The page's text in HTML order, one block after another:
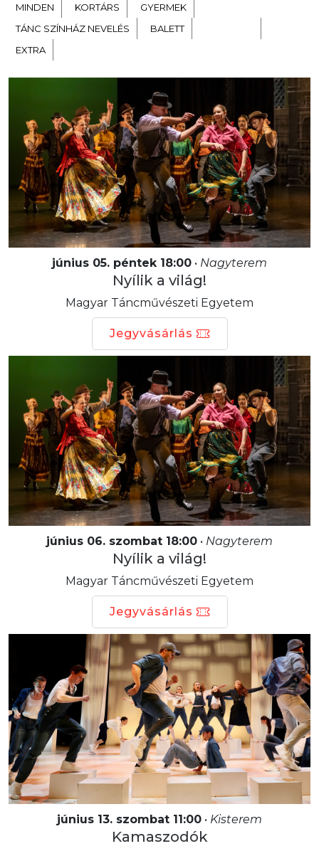
MINDEN KORTÁRS
GYERMEK
TÁNC SZÍNHÁZ NEVELÉS
BALETT
EXTRA
június 05. péntek 18:00 • Nagyterem
Nyílik a világ!
Magyar Táncművészeti Egyetem
Jegyvásárlás
június 06. szombat 18:00 • Nagyterem
Nyílik a világ!
Magyar Táncművészeti Egyetem
Jegyvásárlás
június 13. szombat 11:00 • Kisterem
Kamaszodók